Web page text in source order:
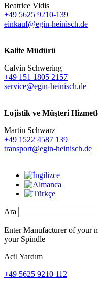
Beatrice Vidis
+49 5625 9210-139
einkauf@egin-heinisch.de
Kalite Müdürü
Calvin Schwering
+49 151 1805 2157
service@egin-heinisch.de
Lojistik ve Müşteri
Martin Schwarz
+49 1522 4587 139
transport@egin-heinisch.de
Ara
Enter Manufacturer of your
your Spindle
Acil Yardım
+49 5625 9210 112